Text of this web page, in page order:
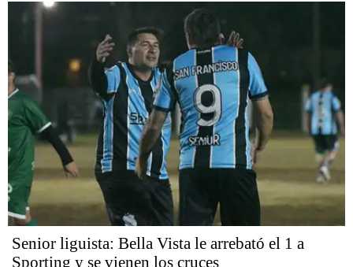
Senior liguista: Bella Vista le arrebató el 1 a
Sporting y se vienen los cruces